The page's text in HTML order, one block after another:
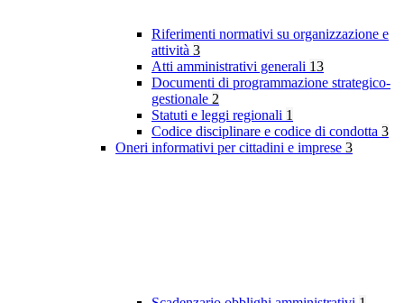
Riferimenti normativi su organizzazione e
attività 3
Atti amministrativi generali 13
Documenti di programmazione strategico-
gestionale 2
Statuti e leggi regionali 1
Codice disciplinare e codice di condotta 3
Oneri informativi per cittadini e imprese 3